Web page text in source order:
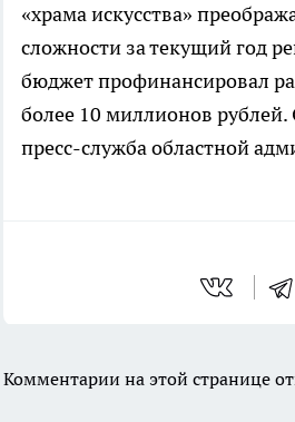
«храма искусства»
сложности за текущий год
бюджет профинансировал
более 10 миллионов
пресс-служба областной
Комментарии на этой странице